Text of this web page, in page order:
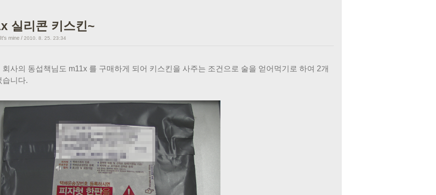
실리콘 키스킨~
mine / 2010. 8. 25. 23:34
회사의 동섭책님도 m11x 를 구매하게 되어 키스킨을 사주는 조건으로 술을 얻어먹기로 하여 2개
습니다.